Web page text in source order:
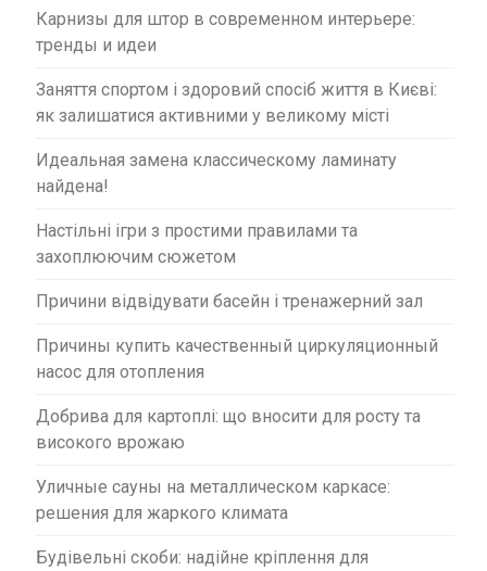
Карнизы для штор в современном интерьере:
тренды и идеи
Заняття спортом і здоровий спосіб життя в Києві:
як залишатися активними у великому місті
Идеальная замена классическому ламинату
найдена!
Настільні ігри з простими правилами та
захоплюючим сюжетом
Причини відвідувати басейн і тренажерний зал
Причины купить качественный циркуляционный
насос для отопления
Добрива для картоплі: що вносити для росту та
високого врожаю
Уличные сауны на металлическом каркасе:
решения для жаркого климата
Будівельні скоби: надійне кріплення для